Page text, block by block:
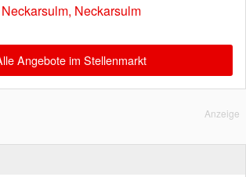
Neckarsulm
Angebote im Stellenmarkt
Anzeige